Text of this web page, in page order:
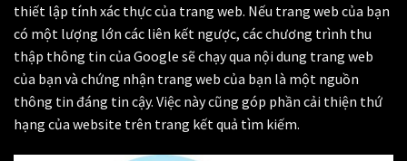
thiết lập tính xác thực của trang web. Nếu trang web của bạn
có một lượng lớn các liên kết ngược, các chương trình thu
thập thông tin của Google sẽ chạy qua nội dung trang web
của bạn và chứng nhận trang web của bạn là một nguồn
thông tin đáng tin cậy. Việc này cũng góp phần cải thiện thứ
hạng của website trên trang kết quả tìm kiếm.